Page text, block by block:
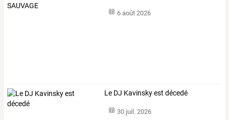
6 août 2026
Le DJ Kavinsky est décedé
30 juil. 2026